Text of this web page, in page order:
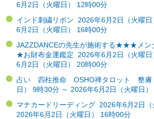
6月2日（火曜日） 12時00分
インド刺繍リボン 2026年6月2日（火曜
6月2日（火曜日） 16時00分
JAZZDANCEの先生が施術する★★★メン
★お財布金運鑑定 2026年6月2日（火曜
6月2日（火曜日） 20時00分
占い 四柱推命 OSHO禅タロット 整膚
日） 9時30分 ～ 2026年6月2日（火曜日
マナカードリーディング 2026年6月2日（
2026年6月2日（火曜日） 16時00分